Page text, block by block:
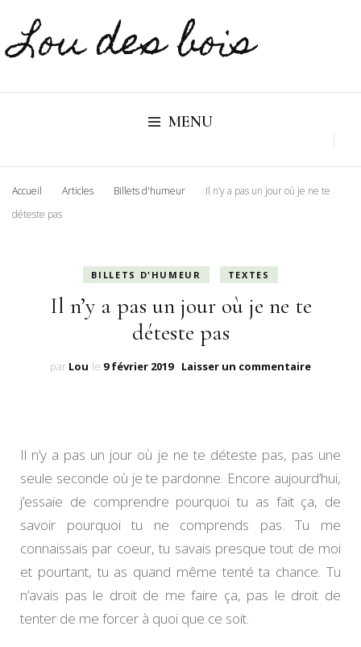
Lou des bois
MENU
Accueil Articles Billets d'humeur
Il n’y a pas un jour où je ne te
déteste pas
BILLETS D'HUMEUR TEXTES
Il n’y a pas un jour où je ne te
déteste pas
par Lou le 9 février 2019 Laisser un commentairesur
jour
où
ne
te
déteste
Il n’y a pas un jour où je ne te déteste pas, pas une
seule seconde où je te pardonne. Encore aujourd’hui,
j’essaie de comprendre pourquoi tu as fait ça, de
savoir pourquoi tu ne comprends pas. Tu me
connaissais par coeur, tu savais presque tout de moi
et pourtant, tu as quand même tenté ta chance. Tu
n’avais pas le droit de me faire ça, pas le droit de
tenter de me forcer à quoi que ce soit.